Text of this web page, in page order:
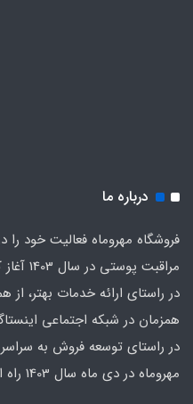
درباره ما
فروشگاه مهروماه فعالیت خود
مراقبت پوستی در سال 1403 آغاز کرد.
در راستای ارائه خدمات بهتر،
همزمان در شبکه اجتماعی
در راستای توسعه فروش به
مهروماه در دی ماه سال 1403 راه اندازی شد.